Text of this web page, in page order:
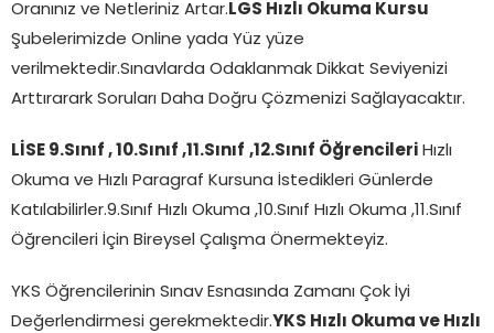
Oranınız ve Netleriniz Artar.LGS Hızlı Okuma Kursu
Şubelerimizde Online yada Yüz yüze
verilmektedir.Sınavlarda Odaklanmak Dikkat Seviyenizi
Arttırarark Soruları Daha Doğru Çözmenizi Sağlayacaktır.
LİSE 9.Sınıf , 10.Sınıf ,11.Sınıf ,12.Sınıf Öğrencileri Hızlı
Okuma ve Hızlı Paragraf Kursuna İstedikleri Günlerde
Katılabilirler.9.Sınıf Hızlı Okuma ,10.Sınıf Hızlı Okuma ,11.Sınıf
Öğrencileri İçin Bireysel Çalışma Önermekteyiz.
YKS Öğrencilerinin Sınav Esnasında Zamanı Çok İyi
Değerlendirmesi gerekmektedir.YKS Hızlı Okuma ve Hızlı